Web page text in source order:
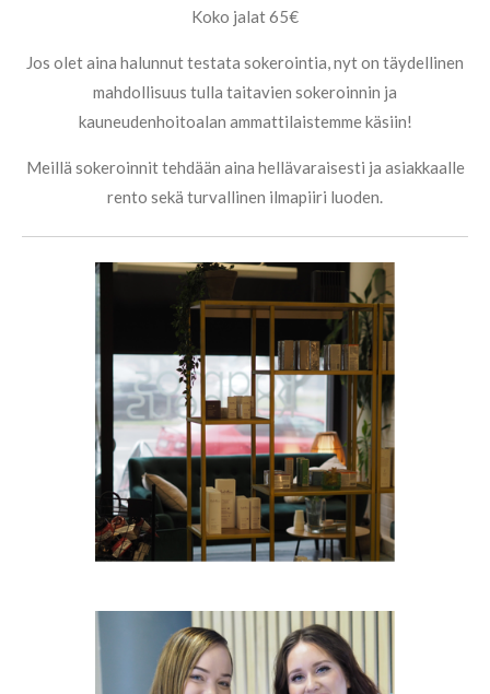
Koko jalat 65€
Jos olet aina halunnut testata sokerointia, nyt on täydellinen
mahdollisuus tulla taitavien sokeroinnin ja
kauneudenhoitoalan ammattilaistemme käsiin!
Meillä sokeroinnit tehdään aina hellävaraisesti ja asiakkaalle
rento sekä turvallinen ilmapiiri luoden.